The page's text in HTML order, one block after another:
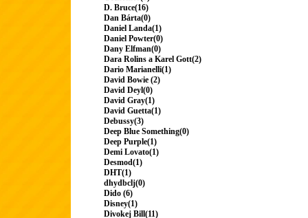
D. Bruce(16)
Dan Bárta(0)
Daniel Landa(1)
Daniel Powter(0)
Dany Elfman(0)
Dara Rolins a Karel Gott(2)
Dario Marianelli(1)
David Bowie (2)
David Deyl(0)
David Gray(1)
David Guetta(1)
Debussy(3)
Deep Blue Something(0)
Deep Purple(1)
Demi Lovato(1)
Desmod(1)
DHT(1)
dhydbclj(0)
Dido (6)
Disney(1)
Divokej Bill(11)